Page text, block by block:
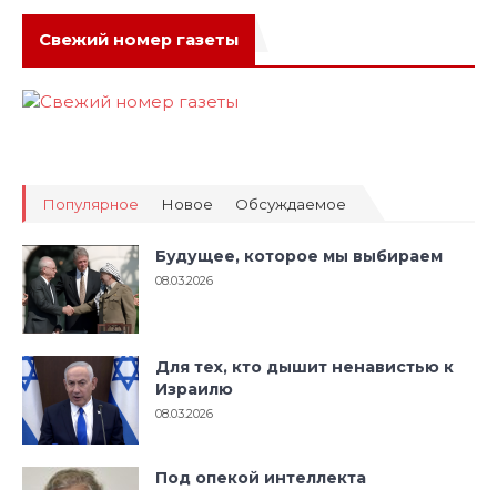
Свежий номер газеты
Популярное Новое Обсуждаемое
Будущее, которое мы выбираем
08.03.2026
Для тех, кто дышит ненавистью к
Израилю
08.03.2026
Под опекой интеллекта